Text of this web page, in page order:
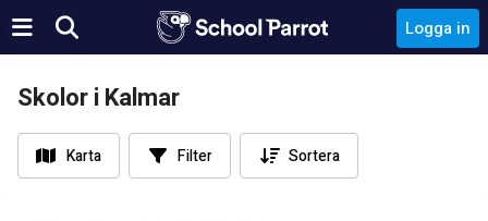
Logga in
Skolor i Kalmar
Karta Filter Sortera